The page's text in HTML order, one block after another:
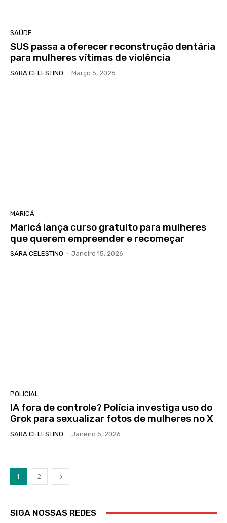
SAÚDE
SUS passa a oferecer reconstrução dentária
para mulheres vítimas de violência
SARA CELESTINO - Março 5, 2026
MARICÁ
Maricá lança curso gratuito para mulheres
que querem empreender e recomeçar
SARA CELESTINO - Janeiro 15, 2026
POLICIAL
IA fora de controle? Polícia investiga uso do
Grok para sexualizar fotos de mulheres no X
SARA CELESTINO - Janeiro 5, 2026
1 2
SIGA NOSSAS REDES